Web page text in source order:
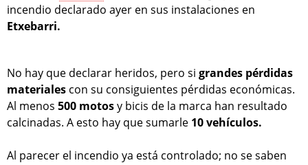
incendio declarado ayer en sus instalaciones en
Etxebarri.
No hay que declarar heridos, pero si grandes pérdidas
materiales con su consiguientes pérdidas económicas.
Al menos 500 motosy bicis de la marca han resultado
calcinadas. A esto hay que sumarle 10 vehículos.
Al parecer el incendio ya está controlado; no se saben